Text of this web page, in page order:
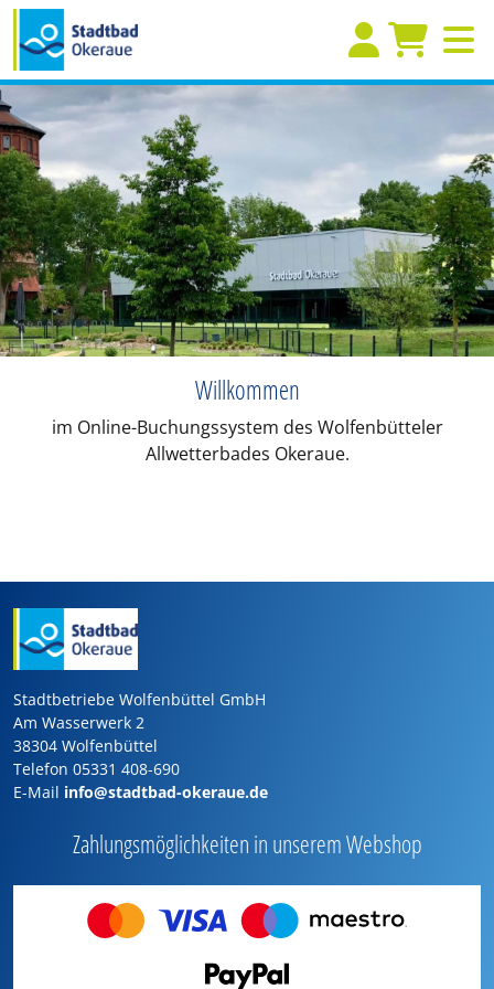
Willkommen
im Online-Buchungssystem des Wolfenbütteler
Allwetterbades Okeraue.
Stadtbetriebe Wolfenbüttel GmbH
Am Wasserwerk 2
38304 Wolfenbüttel
Telefon 05331 408-690
E-Mail info@stadtbad-okeraue.de
Zahlungsmöglichkeiten in unserem Webshop